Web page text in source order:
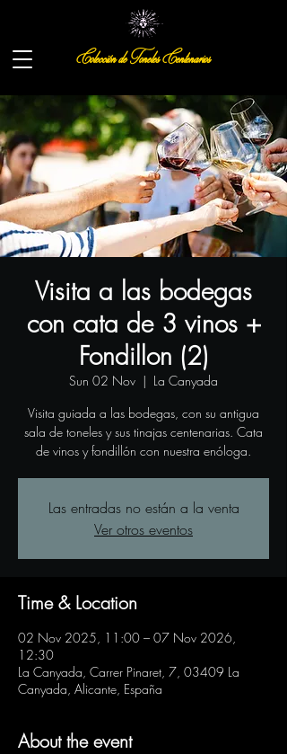
Colección de Toneles Centenarios
Visita a las bodegas
con cata de 3 vinos +
Fondillon (2)
Sun 02 Nov
  |
La Canyada
Visita guiada a las bodegas, con su antigua
sala de toneles y sus tinajas centenarias. Cata
de vinos y fondillón con nuestra enóloga.
Las entradas no están a la venta
Ver otros eventos
Time & Location
02 Nov 2025, 11:00 – 07 Nov 2026,
12:30
La Canyada, Carrer Pinaret, 7, 03409 La
Canyada, Alicante, España
About the event